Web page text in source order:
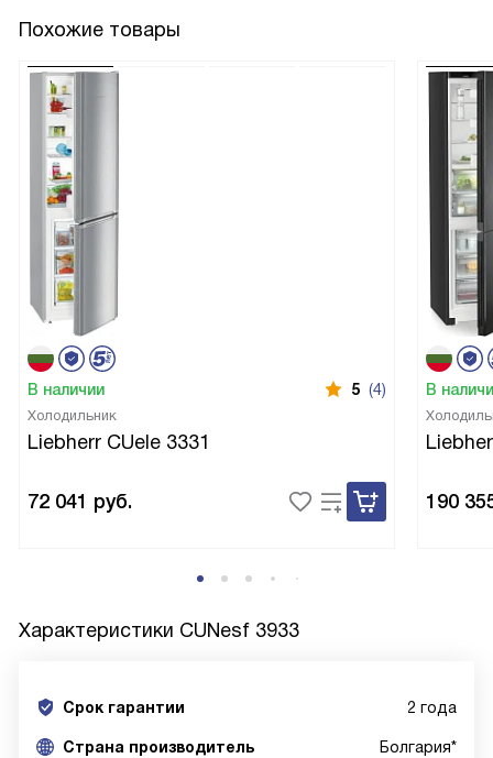
Похожие товары
В наличии 5 (4)
Холодильник
Liebherr CUele 3331
72 041 руб.
В
190
Характеристики CUNesf 3933
Срок гарантии 2 года
Cтрана производитель Болгария*